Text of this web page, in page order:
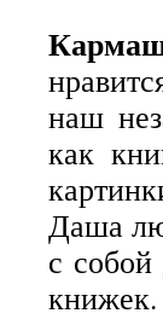
наш
как
Даша
с
книжек.